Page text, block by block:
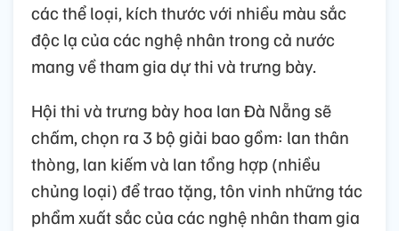
các thể loại, kích thước với nhiều màu sắc
độc lạ của các nghệ nhân trong cả nước
mang về tham gia dự thi và trưng bày.
Hội thi và trưng bày hoa lan Đà Nẵng sẽ
chấm, chọn ra 3 bộ giải bao gồm: lan thân
thòng, lan kiếm và lan tổng hợp (nhiều
chủng loại) để trao tặng, tôn vinh những tác
phẩm xuất sắc của các nghệ nhân tham gia